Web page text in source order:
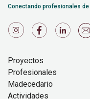
Conectando profesionales
Proyectos
Profesionales
Madecedario
Actividades